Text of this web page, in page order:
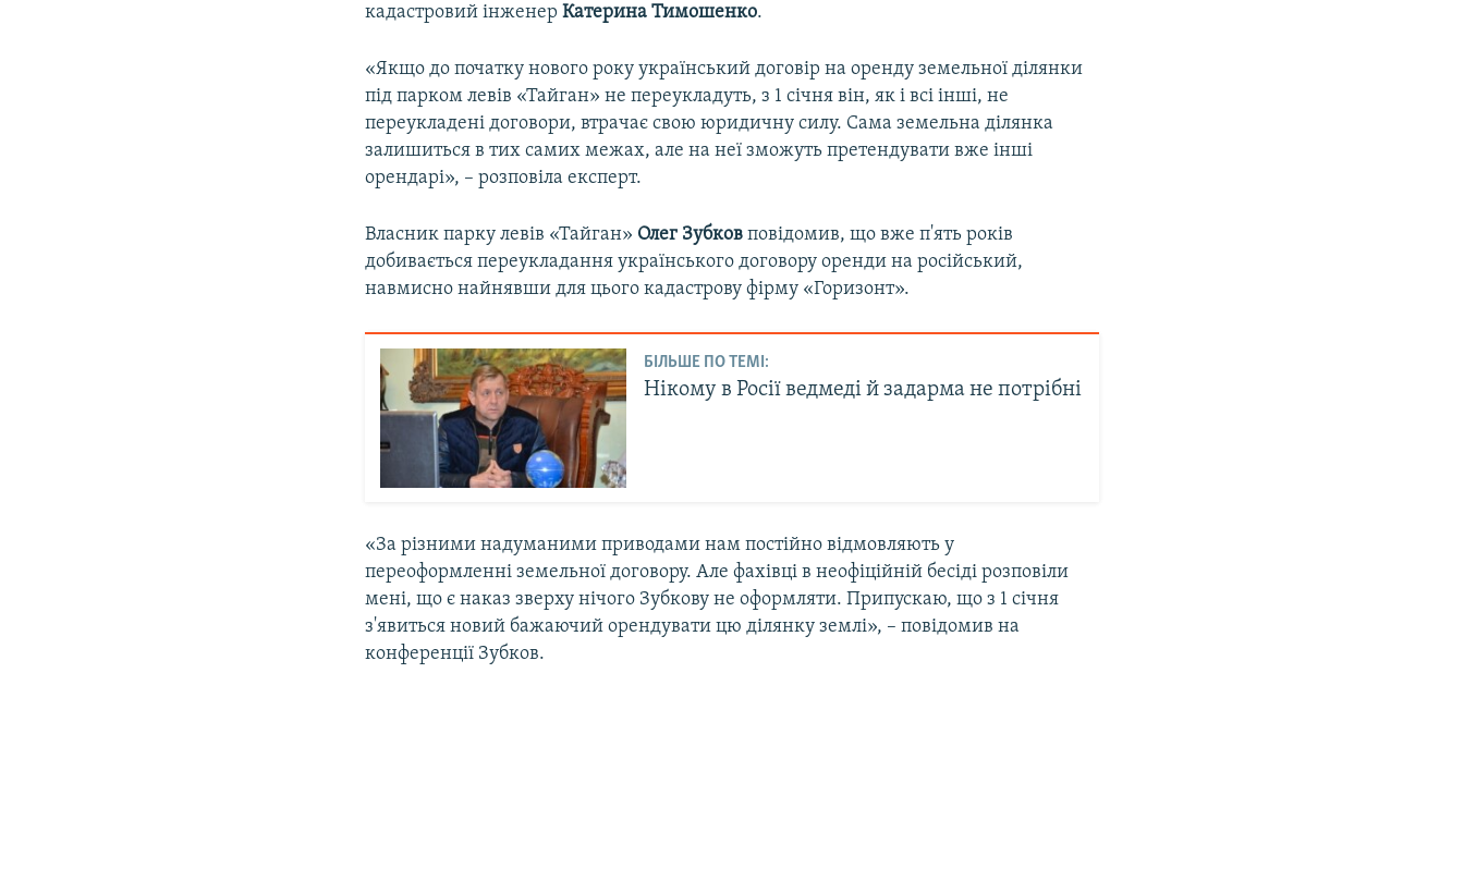
кадастровий інженерКатерина Тимошенко.
«Якщо до початку нового року український договір на оренду земельної ділянки
під парком левів «Тайган» не переукладуть, з 1 січня він, як і всі інші, не
переукладені договори, втрачає свою юридичну силу. Сама земельна ділянка
залишиться в тих самих межах, але на неї зможуть претендувати вже інші
орендарі», – розповіла експерт.
Власник парку левів «Тайган» Олег Зубков повідомив, що вже п'ять років
добивається переукладання українського договору оренди на російський,
навмисно найнявши для цього кадастрову фірму «Горизонт».
БІЛЬШЕ ПО ТЕМІ:
Нікому в Росії ведмеді й задарма не потрібні
«За різними надуманими приводами нам постійно відмовляють у
переоформленні земельної договору. Але фахівці в неофіційній бесіді розповіли
мені, що є наказ зверху нічого Зубкову не оформляти. Припускаю, що з 1 січня
з'явиться новий бажаючий орендувати цю ділянку землі», – повідомив на
конференції Зубков.